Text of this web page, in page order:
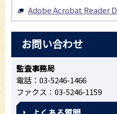
Adobe Acrobat Reader
お問い合わせ
監査事務局
電話：03-5246-1466
ファクス：03-5246-1159